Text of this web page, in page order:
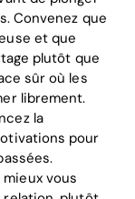
Convenez que
et que
plutôt que
sûr où les
librement.
la
pour
vous